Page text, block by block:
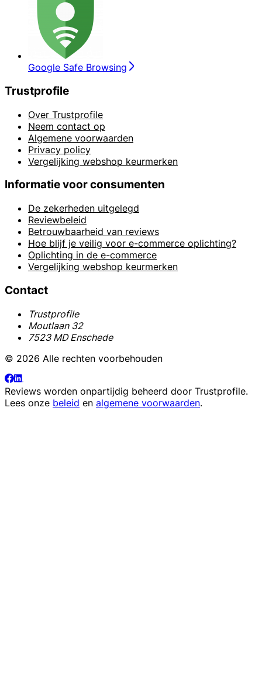
Google Safe Browsing
Trustprofile
Over Trustprofile
Neem contact op
Algemene voorwaarden
Privacy policy
Vergelijking webshop keurmerken
Informatie voor consumenten
De zekerheden uitgelegd
Reviewbeleid
Betrouwbaarheid van reviews
Hoe blijf je veilig voor e-commerce oplichting?
Oplichting in de e-commerce
Vergelijking webshop keurmerken
Contact
Trustprofile
Moutlaan 32
7523 MD Enschede
© 2026 Alle rechten voorbehouden
Reviews worden onpartijdig beheerd door Trustprofile.
Lees onze beleid en algemene voorwaarden.